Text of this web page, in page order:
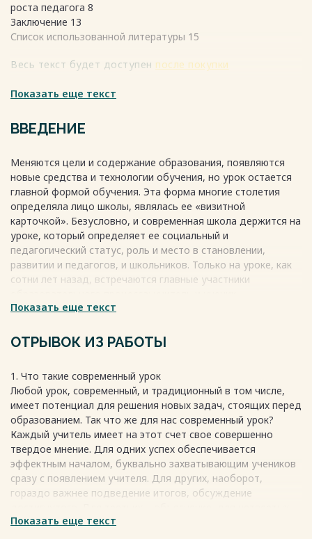
роста педагога 8
Заключение 13
Список использованной литературы 15
Весь текст будет доступен после покупки
Показать еще текст
ВВЕДЕНИЕ
Меняются цели и содержание образования, появляются
новые средства и технологии обучения, но урок остается
главной формой обучения. Эта форма многие столетия
определяла лицо школы, являлась ее «визитной
карточкой». Безусловно, и современная школа держится на
уроке, который определяет ее социальный и
педагогический статус, роль и место в становлении,
развитии и педагогов, и школьников. Только на уроке, как
сотни лет назад, встречаются главные участники
В ФГОС говоря о целях педагога, на первое место выходят
предметное содержание, уступив целевую функцию
ученика.
Таким образом, новая профессиональная компетенция
учителя – переносить в зависимости от целей курса акцент
с приоритета содержания на приоритет освоения
учащимися способов действий, не нанося ущерб самому
содержанию.
Весь текст будет доступенпосле покупки
Показать еще текст
ОТРЫВОК ИЗ РАБОТЫ
1. Что такие современный урок
Любой урок, современный, и традиционный в том числе,
имеет потенциал для решения новых задач, стоящих перед
образованием. Так что же для нас современный урок?
Каждый учитель имеет на этот счет свое совершенно
твердое мнение. Для одних успех обеспечивается
эффектным началом, буквально захватывающим учеников
сразу с появлением учителя. Для других, наоборот,
гораздо важнее подведение итогов, обсуждение
опрос и т.д.
Показать еще текст